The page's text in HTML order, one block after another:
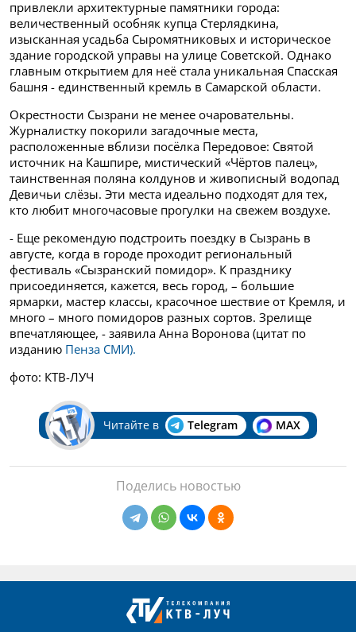
привлекли архитектурные памятники города:
величественный особняк купца Стерлядкина,
изысканная усадьба Сыромятниковых и историческое
здание городской управы на улице Советской. Однако
главным открытием для неё стала уникальная Спасская
башня - единственный кремль в Самарской области.
Окрестности Сызрани не менее очаровательны.
Журналистку покорили загадочные места,
расположенные вблизи посёлка Передовое: Святой
источник на Кашпире, мистический «Чёртов палец»,
таинственная поляна колдунов и живописный водопад
Девичьи слёзы. Эти места идеально подходят для тех,
кто любит многочасовые прогулки на свежем воздухе.
- Еще рекомендую подстроить поездку в Сызрань в
августе, когда в городе проходит региональный
фестиваль «Сызранский помидор». К празднику
присоединяется, кажется, весь город, – большие
ярмарки, мастер классы, красочное шествие от Кремля, и
много – много помидоров разных сортов. Зрелище
впечатляющее, - заявила Анна Воронова (цитат по
изданию Пенза СМИ).
фото: КТВ-ЛУЧ
Читайте в Telegram MAX
Поделись новостью